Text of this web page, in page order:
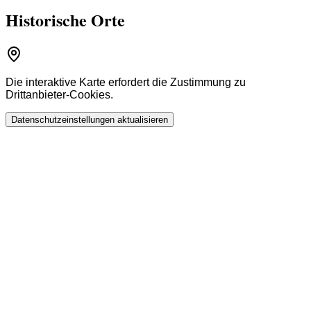
Historische Orte
Die interaktive Karte erfordert die Zustimmung zu
Drittanbieter-Cookies.
Datenschutzeinstellungen aktualisieren